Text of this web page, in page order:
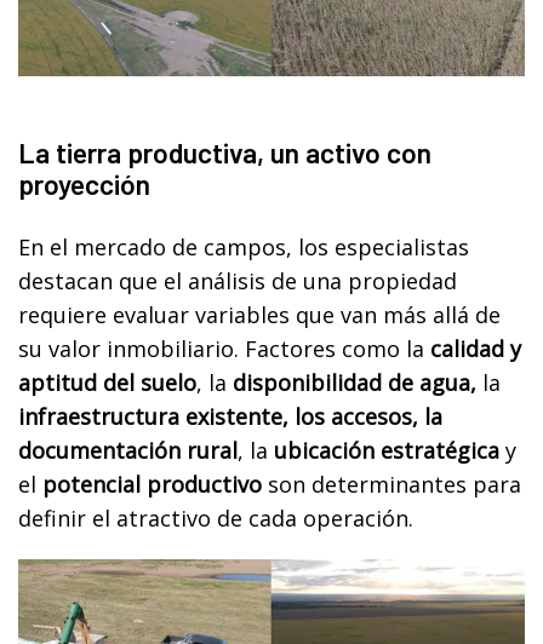
La tierra productiva, un activo con
proyección
En el mercado de campos, los especialistas
destacan que el análisis de una propiedad
requiere evaluar variables que van más allá de
su valor inmobiliario. Factores como la calidad y
aptitud del suelo, la disponibilidad de agua, la
infraestructura existente, los accesos, la
documentación rural, la ubicación estratégica y
el potencial productivo son determinantes para
definir el atractivo de cada operación.